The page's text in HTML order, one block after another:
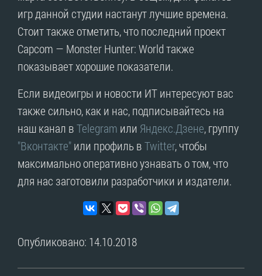
игр данной студии настанут лучшие времена.
Стоит также отметить, что последний проект
Capcom — Monster Hunter: World также
показывает хорошие показатели.
Если видеоигры и новости ИТ интересуют вас
также сильно, как и нас, подписывайтесь на
наш канал вTelegram или Яндекс.Дзене, группу
"Вконтакте"или профиль вTwitter, чтобы
максимально оперативно узнавать о том, что
для нас заготовили разработчики и издатели.
Опубликовано: 14.10.2018